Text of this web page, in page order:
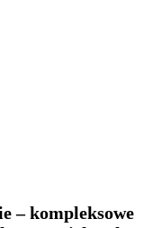
– kompleksowe